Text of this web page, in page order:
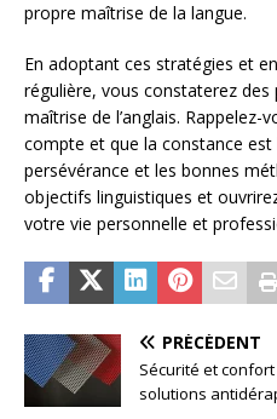
propre maîtrise de la langue.
En adoptant ces stratégies et
régulière, vous constaterez
maîtrise de l’anglais.
compte et que la constance est
persévérance et les bonnes
objectifs linguistiques et
votre vie personnelle et
PRÉCÉDENT
Sécurité et
solutions